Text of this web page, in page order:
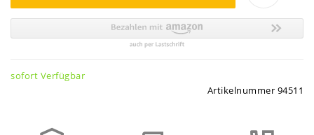
sofort Verfügbar
Artikelnummer 94511